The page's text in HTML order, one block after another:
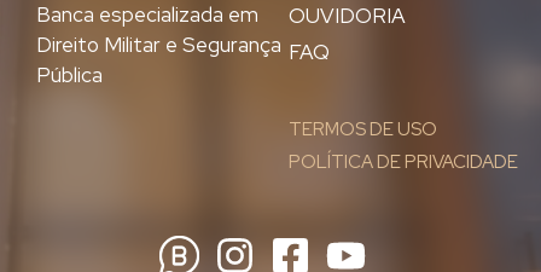
OUVIDORIA
FAQ
TERMOS DE USO
POLÍTICA DE PRIVACIDADE
Banca especializada em
Direito Militar e Segurança
Pública